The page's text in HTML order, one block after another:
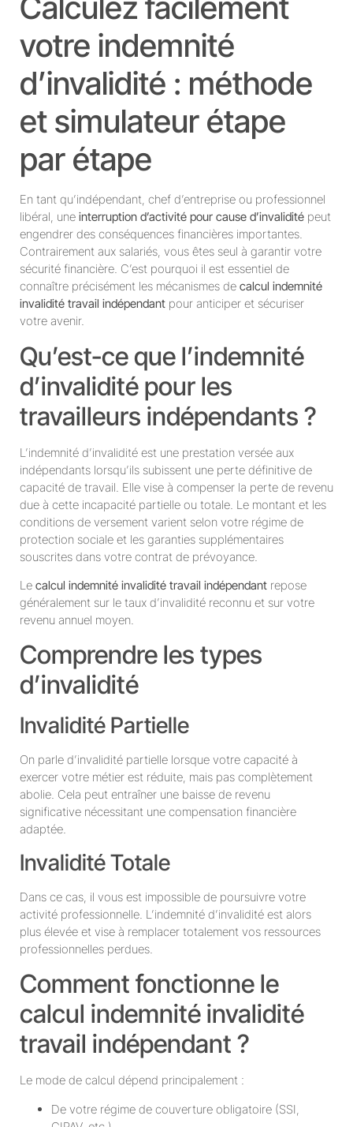
votre indemnité
d’invalidité : méthode
et simulateur étape
par étape
En tant qu’indépendant, chef d’entreprise ou professionnel
libéral, une interruption d’activité pour cause d’invalidité peut
engendrer des conséquences financières importantes.
Contrairement aux salariés, vous êtes seul à garantir votre
sécurité financière. C’est pourquoi il est essentiel de
connaître précisément les mécanismes de calcul indemnité
invalidité travail indépendant pour anticiper et sécuriser
votre avenir.
Qu’est-ce que l’indemnité
d’invalidité pour les
travailleurs indépendants ?
L’indemnité d’invalidité est une prestation versée aux
indépendants lorsqu’ils subissent une perte définitive de
capacité de travail. Elle vise à compenser la perte de revenu
due à cette incapacité partielle ou totale. Le montant et les
conditions de versement varient selon votre régime de
protection sociale et les garanties supplémentaires
souscrites dans votre contrat de prévoyance.
Le calcul indemnité invalidité travail indépendant repose
généralement sur le taux d’invalidité reconnu et sur votre
revenu annuel moyen.
Comprendre les types
d’invalidité
Invalidité Partielle
On parle d’invalidité partielle lorsque votre capacité à
exercer votre métier est réduite, mais pas complètement
abolie. Cela peut entraîner une baisse de revenu
significative nécessitant une compensation financière
adaptée.
Invalidité Totale
Dans ce cas, il vous est impossible de poursuivre votre
activité professionnelle. L’indemnité d’invalidité est alors
plus élevée et vise à remplacer totalement vos ressources
professionnelles perdues.
Comment fonctionne le
calcul indemnité invalidité
travail indépendant ?
Le mode de calcul dépend principalement :
De votre régime de couverture obligatoire (SSI,